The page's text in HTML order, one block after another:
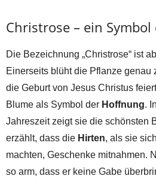
Christrose – ein
Die Bezeichnung „Christrose“ ist
Einerseits blüht die Pflanze genau
die Geburt von Jesus Christus
Blume als Symbol der Hoffnung.
Jahreszeit zeigt sie die schönsten
erzählt, dass die Hirten, als sie
machten, Geschenke mitnahmen.
so arm, dass er keine Gabe